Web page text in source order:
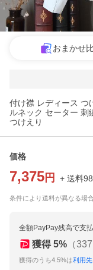
おまかせ
付け襟 レディース つ
ルネック セーター 刺
つけえり
価格
7,375 円 + 送料
条件により送料が異なる場
全額PayPay残高で支
獲得 5% （337
獲得のうち4.5%は利用